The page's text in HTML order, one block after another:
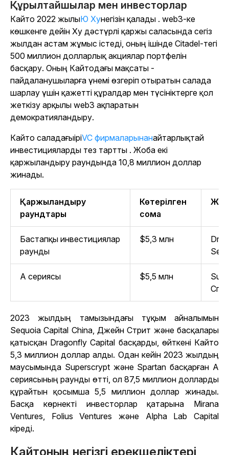
Құрылтайшылар мен инвесторлар
Кайто 2022 жылыЮ Хунегізін қалады . web3-ке
көшкенге дейін Ху дәстүрлі қаржы саласында сегіз
жылдан астам жұмыс істеді, оның ішінде Citadel-тегі
500 миллион долларлық акциялар портфелін
басқару. Оның Кайтодағы мақсаты -
пайдаланушыларға үнемі өзгеріп отыратын салада
шарлау үшін қажетті құралдар мен түсініктерге қол
жеткізу арқылы web3 ақпаратын
демократияландыру.
Кайто саладағыіріVC фирмаларынанайтарлықтай
инвестицияларды тез тартты . Жоба екі
қаржыландыру раундында 10,8 миллион доллар
жинады.
Қаржыландыру
раундтары
Көтерілген
сома
Бастапқы инвестициялар
раунды
$5,3 млн
А сериясы $5,5 млн
2023 жылдың тамызындағы тұқым айналымын
Sequoia Capital China, Джейн Стрит және басқалары
қатысқан Dragonfly Capital басқарды, өйткені Кайто
5,3 миллион доллар алды. Одан кейін 2023 жылдың
маусымында Superscrypt және Spartan басқарған А
сериясының раунды өтті, ол 87,5 миллион долларды
құрайтын қосымша 5,5 миллион доллар жинады.
Басқа көрнекті инвесторлар қатарына Mirana
Ventures, Folius Ventures және Alpha Lab Capital
кіреді.
Кайтоның негізгі ерекшеліктері